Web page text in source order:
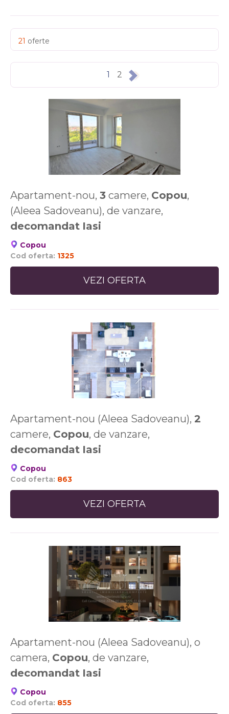
21 oferte
1 2
Apartament-nou, 3 camere, Copou,
(Aleea Sadoveanu), de vanzare,
decomandat Iasi
Copou
Cod oferta: 1325
VEZI OFERTA
Apartament-nou (Aleea Sadoveanu), 2
camere, Copou, de vanzare,
decomandat Iasi
Copou
Cod oferta: 863
VEZI OFERTA
Apartament-nou (Aleea Sadoveanu), o
camera, Copou, de vanzare,
decomandat Iasi
Copou
Cod oferta: 855